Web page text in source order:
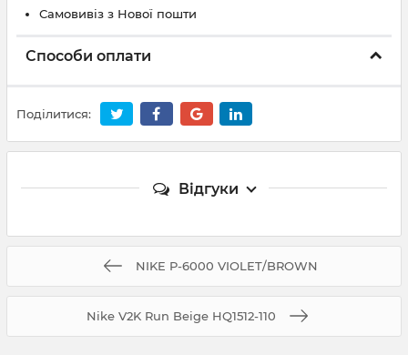
Самовивіз з Нової пошти
Способи оплати
Поділитися:
Відгуки
NIKE P-6000 VIOLET/BROWN
Nike V2K Run Beige HQ1512-110